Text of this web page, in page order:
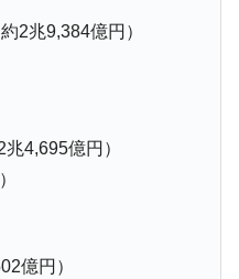
公示
。
。6カ月で対前年同期比
ィールが着韓！⇒ さっそ
2兆9,384億円）
4,695億円）
億円）